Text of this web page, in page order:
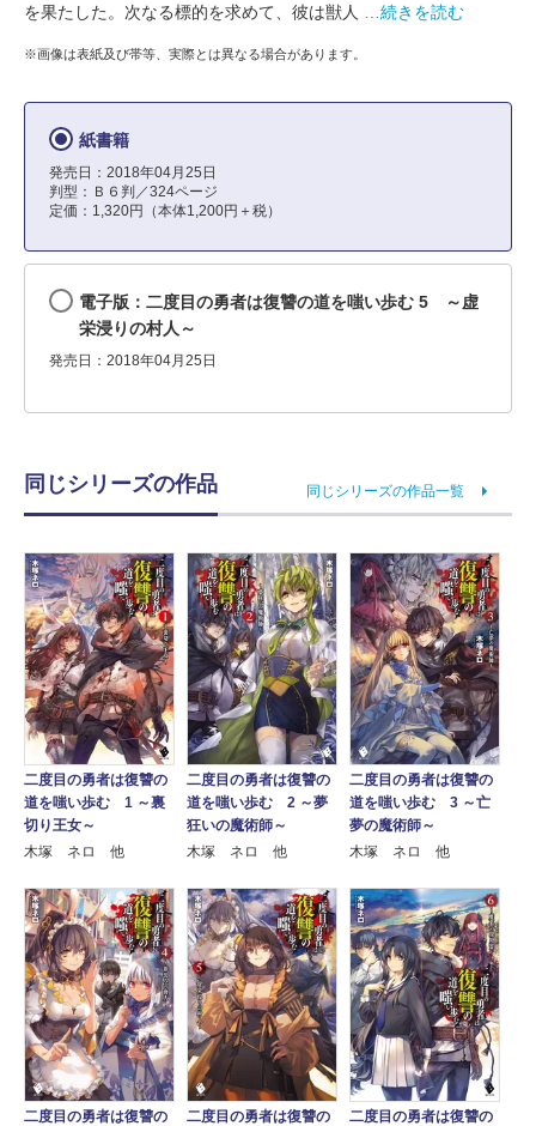
を果たした。次なる標的を求めて、彼は獣人
…続きを読む
※画像は表紙及び帯等、実際とは異なる場合があります。
紙書籍
発売日：2018年04月25日
判型：Ｂ６判／324ページ
定価：1,320円（本体1,200円＋税）
電子版：二度目の勇者は復讐の道を嗤い歩む 5 ～虚
栄浸りの村人～
発売日：2018年04月25日
同じシリーズの作品 同じシリーズの作品一覧
二度目の勇者は復讐の
道を嗤い歩む 1 ～裏
切り王女～
木塚 ネロ 他
二度目の勇者は復讐の
道を嗤い歩む 2 ～夢
狂いの魔術師～
木塚 ネロ 他
二度目の勇者は復讐の
道を嗤い歩む 3 ～亡
夢の魔術師～
木塚 ネロ 他
二度目の勇者は復讐の
二度目の勇者は復讐の
二度目の勇者は復讐の